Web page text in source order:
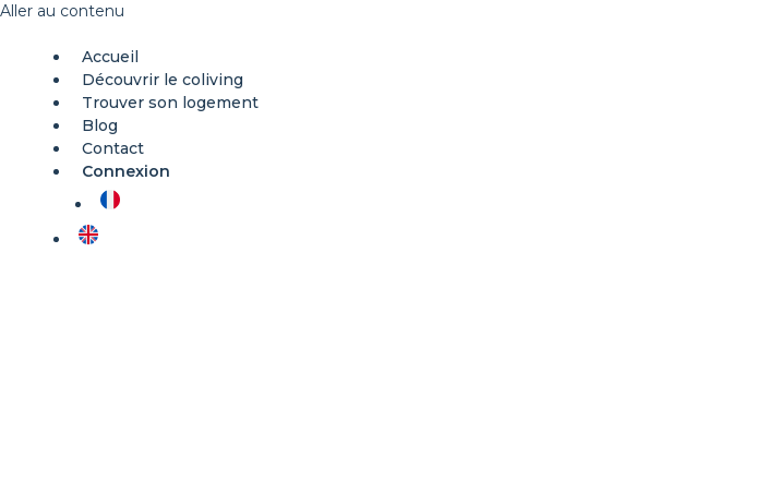
Aller au contenu
Accueil
Découvrir le coliving
Trouver son logement
Blog
Contact
Connexion